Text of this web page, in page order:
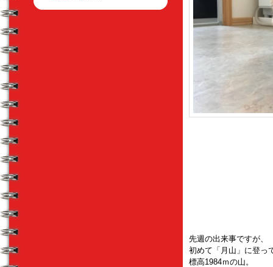
先週の出来事ですが、
初めて「月山」に登っ
標高1984ｍの山。